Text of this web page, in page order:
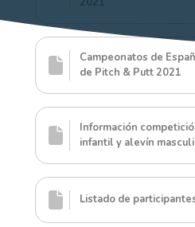
Campeonatos de
de Pitch & Putt 2021
Información
infantil y alevín
Listado de